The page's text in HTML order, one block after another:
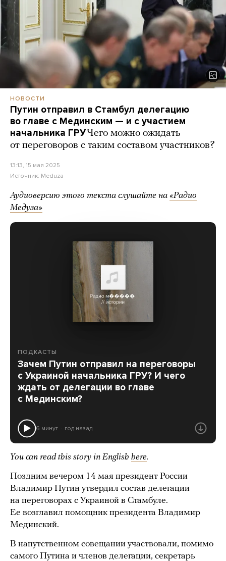
НОВОСТИ
Путин отправил в Стамбул делегацию
во главе с Мединским — и с участием
начальника ГРУЧего можно ожидать
от переговоров с таким составом участников?
13:13, 15 мая 2025
Источник: Meduza
Аудиоверсию этого текста слушайте на «Радио
Медуза»
ПОДКАСТЫ
Зачем Путин отправил на переговоры
с Украиной начальника ГРУ? И чего
ждать от делегации во главе
с Мединским?
6 минут год назад
You can read this story in English here.
Поздним вечером 14 мая президент России
Владимир Путин утвердил состав делегации
на переговорах с Украиной в Стамбуле.
Ее возглавил помощник президента Владимир
Мединский.
В напутственном совещании участвовали, помимо
самого Путина и членов делегации, секретарь